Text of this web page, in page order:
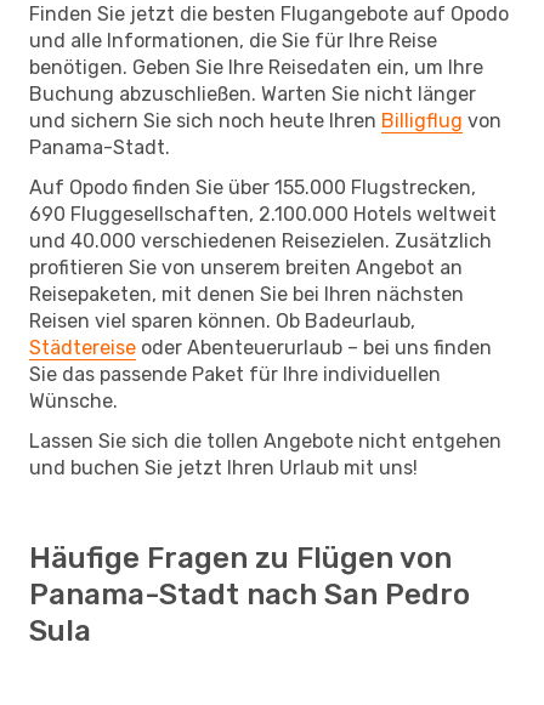
Finden Sie jetzt die besten Flugangebote auf Opodo
und alle Informationen, die Sie für Ihre Reise
benötigen. Geben Sie Ihre Reisedaten ein, um Ihre
Buchung abzuschließen. Warten Sie nicht länger
und sichern Sie sich noch heute Ihren Billigflug von
Panama-Stadt.
Auf Opodo finden Sie über 155.000 Flugstrecken,
690 Fluggesellschaften, 2.100.000 Hotels weltweit
und 40.000 verschiedenen Reisezielen. Zusätzlich
profitieren Sie von unserem breiten Angebot an
Reisepaketen, mit denen Sie bei Ihren nächsten
Reisen viel sparen können. Ob Badeurlaub,
Städtereise oder Abenteuerurlaub – bei uns finden
Sie das passende Paket für Ihre individuellen
Wünsche.
Lassen Sie sich die tollen Angebote nicht entgehen
und buchen Sie jetzt Ihren Urlaub mit uns!
Häufige Fragen zu Flügen von
Panama-Stadt nach San Pedro
Sula